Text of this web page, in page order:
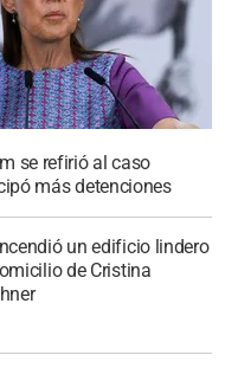
se refirió al caso
más detenciones
un edificio lindero
de Cristina